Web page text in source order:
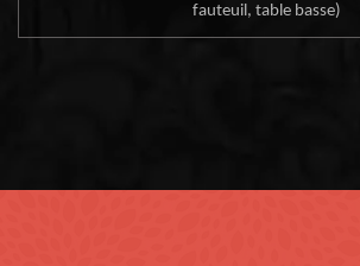
fauteuil, table basse)